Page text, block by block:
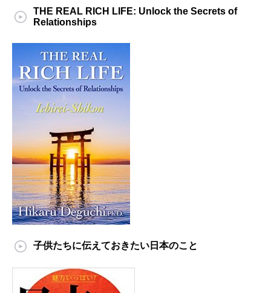
THE REAL RICH LIFE: Unlock the Secrets of
Relationships
子供たちに伝えておきたい日本のこと